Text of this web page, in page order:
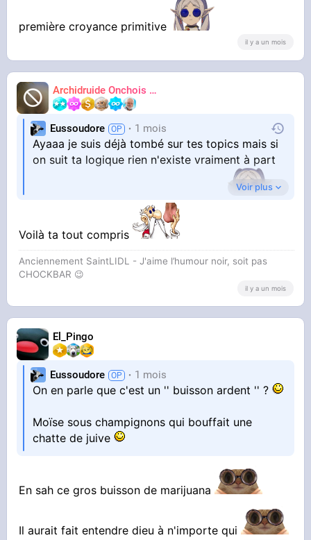
longue tradition
proche‑orientaleoù la divinité se manifeste
où les dieux parlent depuis des
biblique est une réinterprétation de motifs
plus anciens, remodelés dans un cadre
strictement yahviste.
En clair : Encore une preuve que la Juiverie et
le Christianisme n'existe pas, comme toute les
secte modernes qui se basent sur une religion
précédente
D'ailleurs :
ces-mesopotamiennes
Il est intéressant également de voir que cela
ressemble de prêt audruidisme
première croyance primitive
il y a un mois
Archidruide Onchois
🍀️🌩️🐻️
Eussoudore 1 mois
Ayaaa je suis déjà tombé sur tes topics mais si
on suit ta logique rien n'existe vraiment à part
la toute première croyance primitive
Voir plus
Voilà ta tout compris
Anciennement SaintLIDL - J'aime l’humour noir, soit pas
CHOCKBAR 😉️
il y a un mois
El_Pingo
Eussoudore 1 mois
On en parle que c'est un '' buisson ardent '' ?
Moïse sous champignons qui bouffait une
chatte de juive
En sah ce gros buisson de marijuana
Il aurait fait entendre dieu à n'importe qui